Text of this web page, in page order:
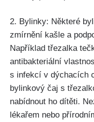
2. Bylinky:‌ Některé
zmírnění kašle a
⁢Například třezalka
antibakteriální
s infekcí v dýchacích
bylinkový ⁣čaj ‍s⁣
nabídnout ho dítěti.
lékařem nebo‌